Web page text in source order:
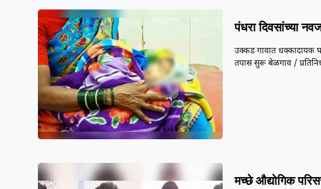
पंधरा दिवसांच्या
उक्कड गावात धक्कादायक
तपास सुरू बेळगाव /
मच्छे औद्योगिक